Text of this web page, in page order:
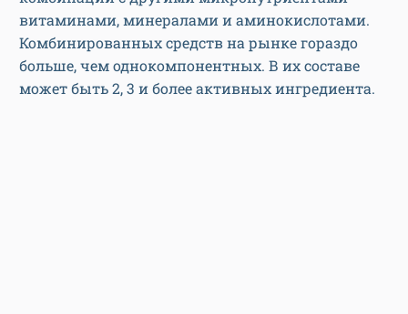
витаминами, минералами и аминокислотами.
Комбинированных средств на рынке гораздо
больше, чем однокомпонентных. В их составе
может быть 2, 3 и более активных ингредиента.